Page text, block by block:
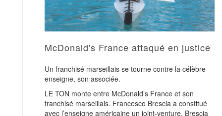
McDonald's France attaqué en justice
Un franchisé marseillais se tourne contre la célèbre
enseigne, son associée.
LE TON monte entre McDonald’s France et son
franchisé marseillais. Francesco Brescia a constitué
avec l’enseigne américaine un joint-venture, Brescia